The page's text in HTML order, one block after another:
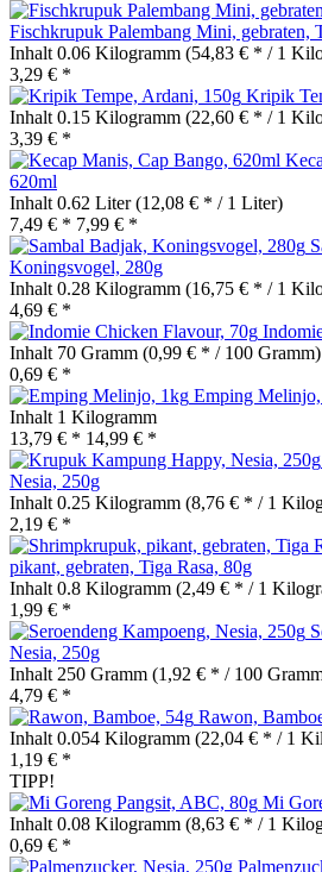
Fischkrupuk Palembang Mini, gebraten,
Inhalt 0.06 Kilogramm (54,83 € * / 1
3,29 € *
Kripik
Inhalt 0.15 Kilogramm (22,60 € * / 1
3,39 € *
620ml
Inhalt 0.62 Liter(12,08 € * / 1 Liter)
7,49 € * 7,99 € *
Koningsvogel, 280g
Inhalt 0.28 Kilogramm (16,75 € * / 1
4,69 € *
Inhalt 70 Gramm (0,99 € * / 100 Gramm)
0,69 € *
Emping
Inhalt 1 Kilogramm
13,79 € * 14,99 € *
Nesia, 250g
Inhalt 0.25 Kilogramm (8,76 € * / 1
2,19 € *
pikant, gebraten, Tiga Rasa, 80g
Inhalt 0.8 Kilogramm (2,49 € * / 1
1,99 € *
Nesia, 250g
Inhalt 250 Gramm (1,92 € * / 100
4,79 € *
Rawon,
Inhalt 0.054 Kilogramm (22,04 € * / 1
1,19 € *
TIPP!
Mi
Inhalt 0.08 Kilogramm (8,63 € * / 1
0,69 € *